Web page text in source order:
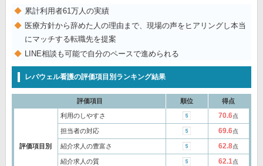
累計利用者61万人の実績
医療方針から辞めた人の理由まで、現場の声をヒアリングし本当
にマッチする転職先を提案
LINE相談も可能で自分のペースで進められる
レバウェル看護の評価項目別ランキング結果
評価項目 順位 得点
評価項目別
利用のしやすさ 70.6点
担当者の対応 69.6点
紹介求人の豊富さ 62.8点
紹介求人の質 62.1点